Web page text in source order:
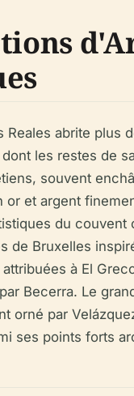
Reales abrite plus
les restes de
souvent
or et argent
du couvent
de Bruxelles
à El
Becerra. Le
orné par
ses points forts